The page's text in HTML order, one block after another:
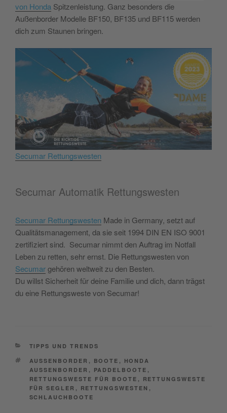
von Honda Spitzenleistung. Ganz besonders die
Außenborder Modelle BF150, BF135 und BF115 werden
dich zum Staunen bringen.
Secumar Rettungswesten
Secumar Automatik Rettungswesten
Secumar Rettungswesten Made in Germany, setzt auf
Qualitätsmanagement, da sie seit 1994 DIN EN ISO 9001
zertifiziert sind. Secumar nimmt den Auftrag im Notfall
Leben zu retten, sehr ernst. Die Rettungswesten von
Secumargehören weltweit zu den Besten.
Du willst Sicherheit für deine Familie und dich, dann trägst
du eine Rettungsweste von Secumar!
CATEGORIES
TIPPS UND TRENDS
TAGS
AUSSENBORDER , BOOTE , HONDA
AUSSENBORDER
, PADDELBOOTE ,
RETTUNGSWESTE FÜR BOOTE , RETTUNGSWESTE
FÜR SEGLER , RETTUNGSWESTEN ,
SCHLAUCHBOOTE